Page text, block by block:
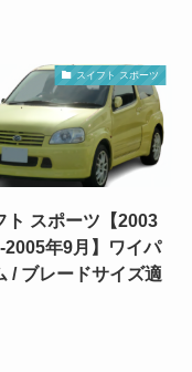
スイフト スポーツ
ト スポーツ【2003
2005年9月】ワイパ
/ ブレードサイズ適